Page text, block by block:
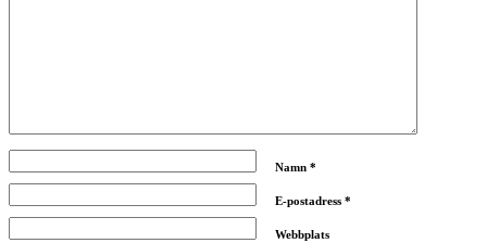
Namn *
E-postadress *
Webbplats